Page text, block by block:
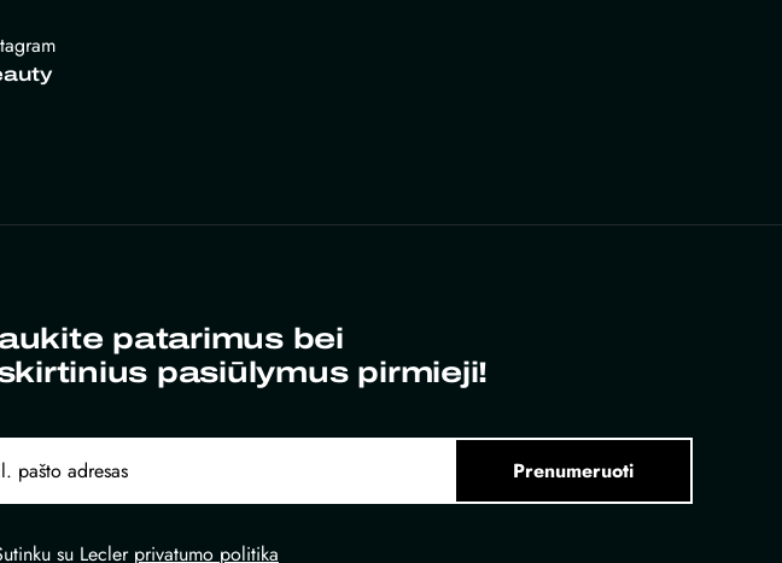
patarimus bei
pasiūlymus pirmieji!
Prenumeruoti
su Lecler privatumo politika